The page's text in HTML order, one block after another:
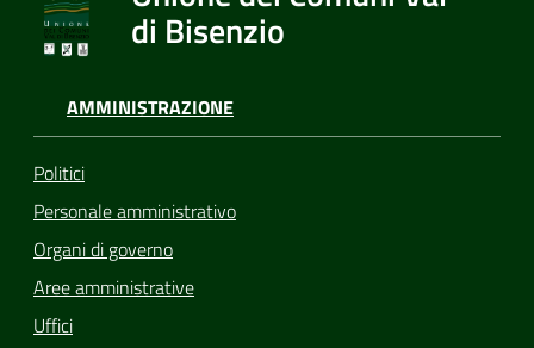
di Bisenzio
AMMINISTRAZIONE
Politici
Personale amministrativo
Organi di governo
Aree amministrative
Uffici